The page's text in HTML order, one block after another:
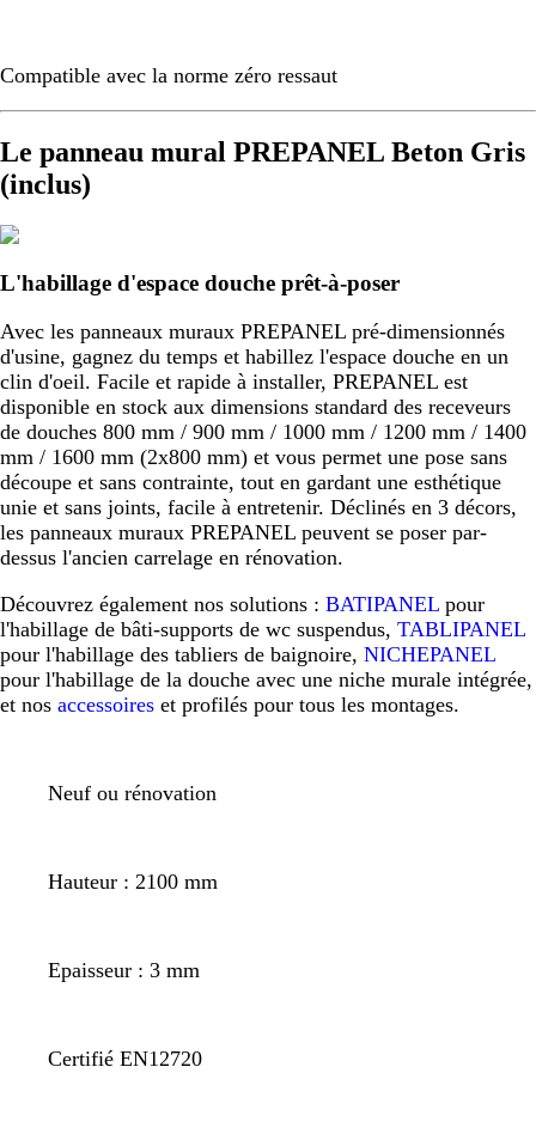
Compatible avec la norme zéro ressaut
Le panneau mural PREPANEL Beton Gris
(inclus)
L'habillage d'espace douche prêt-à-poser
Avec les panneaux muraux PREPANEL pré-dimensionnés
d'usine, gagnez du temps et habillez l'espace douche en un
clin d'oeil. Facile et rapide à installer, PREPANEL est
disponible en stock aux dimensions standard des receveurs
de douches 800 mm / 900 mm / 1000 mm / 1200 mm / 1400
mm / 1600 mm (2x800 mm) et vous permet une pose sans
découpe et sans contrainte, tout en gardant une esthétique
unie et sans joints, facile à entretenir. Déclinés en 3 décors,
les panneaux muraux PREPANEL peuvent se poser par-
dessus l'ancien carrelage en rénovation.
Découvrez également nos solutions : BATIPANEL pour
l'habillage de bâti-supports de wc suspendus, TABLIPANEL
pour l'habillage des tabliers de baignoire, NICHEPANEL
pour l'habillage de la douche avec une niche murale intégrée,
et nos accessoires et profilés pour tous les montages.
Neuf ou rénovation
Hauteur : 2100 mm
Epaisseur : 3 mm
Certifié EN12720